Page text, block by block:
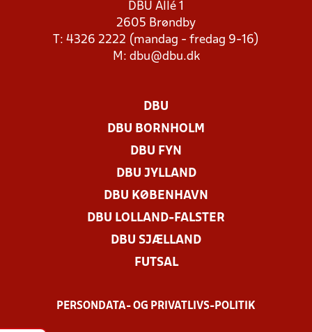
DBU Allé 1
2605 Brøndby
T: 4326 2222 (mandag - fredag 9-16)
M: dbu@dbu.dk
DBU
DBU BORNHOLM
DBU FYN
DBU JYLLAND
DBU KØBENHAVN
DBU LOLLAND-FALSTER
DBU SJÆLLAND
FUTSAL
PERSONDATA- OG PRIVATLIVS-POLITIK